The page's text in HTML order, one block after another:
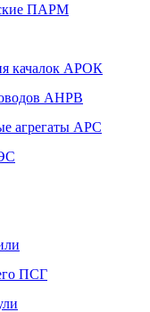
ПАРМ
качалок АРОК
АНРВ
агрегаты АРС
ПСГ